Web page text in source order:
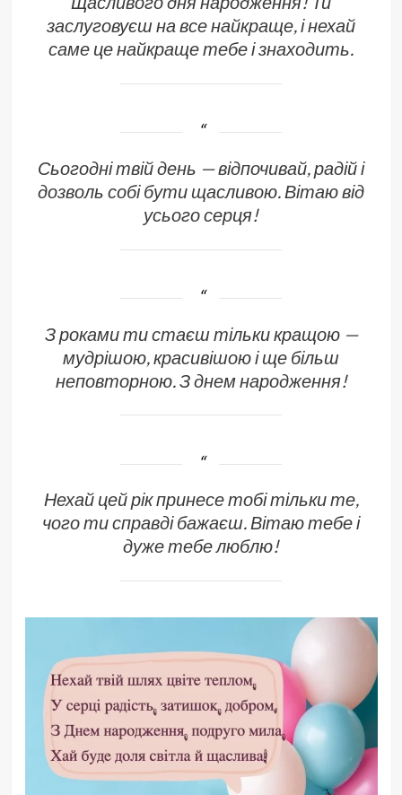
заслуговуєш на все найкраще, і нехай
саме це найкраще тебе і знаходить.
Сьогодні твій день — відпочивай, радій і
дозволь собі бути щасливою. Вітаю від
усього серця!
З роками ти стаєш тільки кращою —
мудрішою, красивішою і ще більш
неповторною. З днем народження!
Нехай цей рік принесе тобі тільки те,
чого ти справді бажаєш. Вітаю тебе і
дуже тебе люблю!